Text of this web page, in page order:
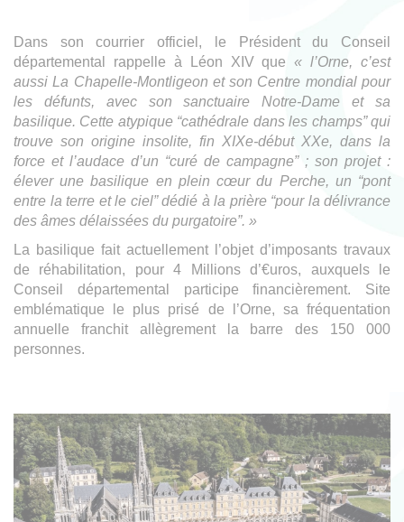
Dans son courrier officiel, le Président du Conseil
départemental rappelle à Léon XIV que« l’Orne, c’est
aussi La Chapelle-Montligeon et son Centre mondial pour
les défunts, avec son sanctuaire Notre-Dame et sa
basilique. Cette atypique “cathédrale dans les champs” qui
trouve son origine insolite, fin XIXe-début XXe, dans la
force et l’audace d’un “curé de campagne” ; son projet :
élever une basilique en plein cœur du Perche, un “pont
entre la terre et le ciel” dédié à la prière “pour la délivrance
des âmes délaissées du purgatoire”. »
La basilique fait actuellement l’objet d’imposants travaux
de réhabilitation, pour 4 Millions d’€uros, auxquels le
Conseil départemental participe financièrement. Site
emblématique le plus prisé de l’Orne, sa fréquentation
annuelle franchit allègrement la barre des 150 000
personnes.